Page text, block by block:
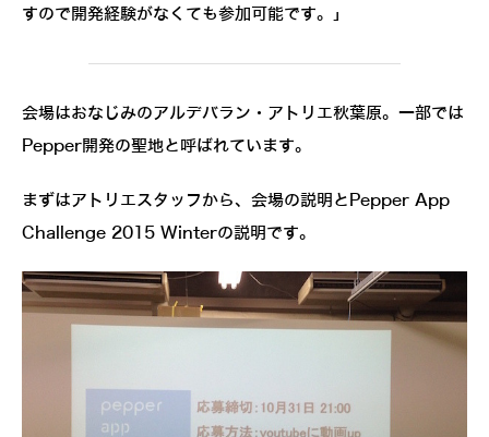
すので開発経験がなくても参加可能です。」
会場はおなじみのアルデバラン・アトリエ秋葉原。一部では
Pepper開発の聖地と呼ばれています。
まずはアトリエスタッフから、会場の説明とPepper App
Challenge 2015 Winterの説明です。